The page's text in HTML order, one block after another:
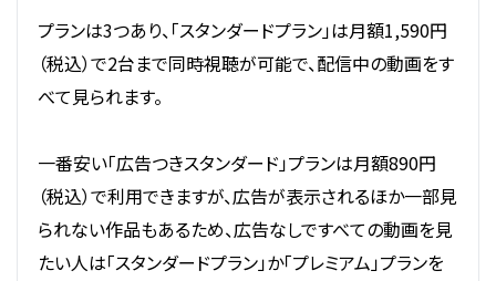
プランは3つあり、「スタンダードプラン」は月額1,590円
（税込）で2台まで同時視聴が可能で、配信中の動画をす
べて見られます。
一番安い「広告つきスタンダード」プランは月額890円
（税込）で利用できますが、広告が表示されるほか一部見
られない作品もあるため、広告なしですべての動画を見
たい人は「スタンダードプラン」か「プレミアム」プランを